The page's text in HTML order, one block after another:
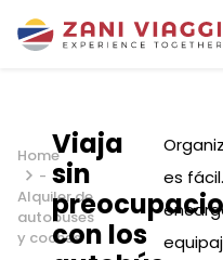
Home
-
Alquiler de
autobuses
y coches
Viaja
sin
con los
es